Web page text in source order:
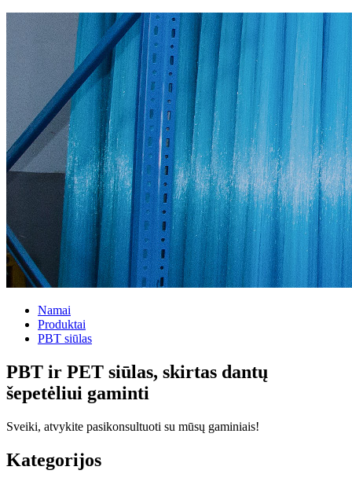
Namai
Produktai
PBT siūlas
PBT ir PET siūlas, skirtas dantų
šepetėliui gaminti
Sveiki, atvykite pasikonsultuoti su mūsų gaminiais!
Kategorijos